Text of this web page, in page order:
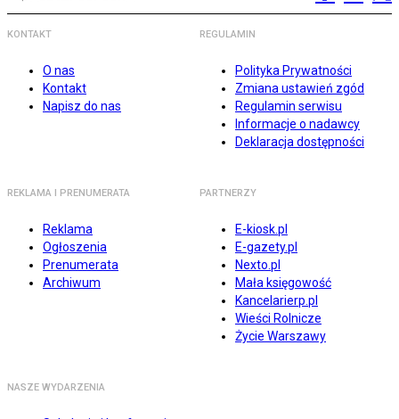
KONTAKT
O nas
Kontakt
Napisz do nas
REGULAMIN
Polityka Prywatności
Zmiana ustawień zgód
Regulamin serwisu
Informacje o nadawcy
Deklaracja dostępności
REKLAMA I PRENUMERATA
Reklama
Ogłoszenia
Prenumerata
Archiwum
PARTNERZY
E-kiosk.pl
E-gazety.pl
Nexto.pl
Mała księgowość
Kancelarierp.pl
Wieści Rolnicze
Życie Warszawy
NASZE WYDARZENIA